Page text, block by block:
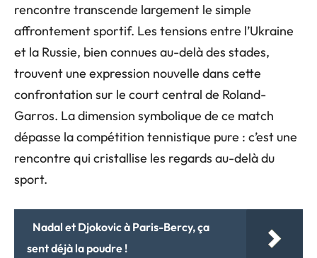
rencontre transcende largement le simple
affrontement sportif. Les tensions entre l’Ukraine
et la Russie, bien connues au-delà des stades,
trouvent une expression nouvelle dans cette
confrontation sur le court central de Roland-
Garros. La dimension symbolique de ce match
dépasse la compétition tennistique pure : c’est une
rencontre qui cristallise les regards au-delà du
sport.
Nadal et Djokovic à Paris-Bercy, ça
sent déjà la poudre !